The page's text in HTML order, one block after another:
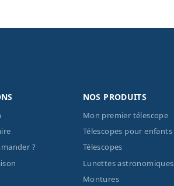
?
NOS PRODUITS
Mon premier télescope
Télescopes pour enfants
Télescopes
Lunettes astronomiques
Montures